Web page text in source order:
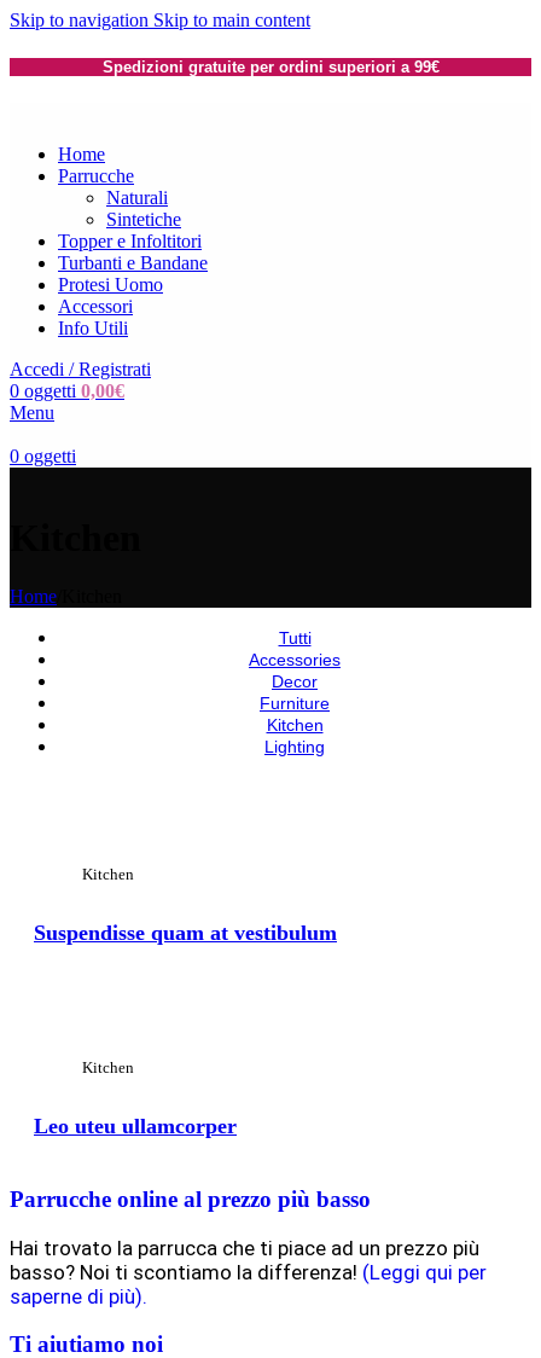
Skip to navigation Skip to main content
Spedizioni gratuite per ordini superiori a 99€
Home
Parrucche
Naturali
Sintetiche
Topper e Infoltitori
Turbanti e Bandane
Protesi Uomo
Accessori
Info Utili
Accedi / Registrati
0 oggetti 0,00€
Menu
0 oggetti
Home
Tutti
Accessories
Decor
Furniture
Kitchen
Lighting
Kitchen
Suspendisse quam at vestibulum
Kitchen
Leo uteu ullamcorper
Parrucche online al prezzo più basso
Hai trovato la parrucca che ti piace ad un prezzo più
basso? Noi ti scontiamo la differenza! (Leggi qui per
saperne di più).
Ti aiutiamo noi